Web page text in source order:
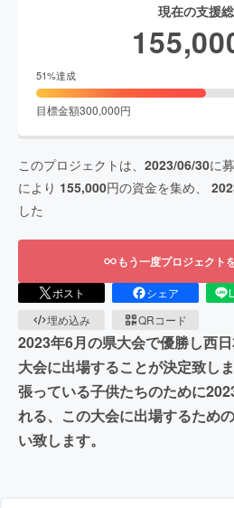
現在の支援
51%達成
目標金額300,000円
このプロジェクトは、 2023/06/30に
により 155,000円の資金を集め、
した
もう一度プロジェクト
ポスト シェア
埋め込み
QRコード
2023年6月の県大会で優勝し西
大会に出場することが決定致し
張っている子供たちのために
れる、この大会に出場するため
い致します。